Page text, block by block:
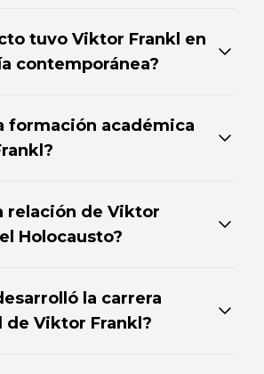
tuvo Viktor Frankl en
contemporánea?
formación académica
relación de Viktor
Holocausto?
la carrera
de Viktor Frankl?